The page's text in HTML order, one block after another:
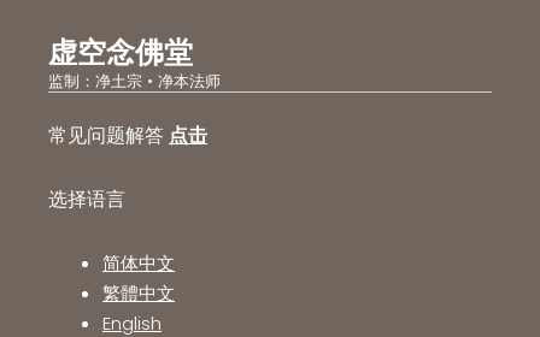
虚空念佛堂
监制：净土宗 • 净本法师
常见问题解答 点击
选择语言
简体中文
繁體中文
English